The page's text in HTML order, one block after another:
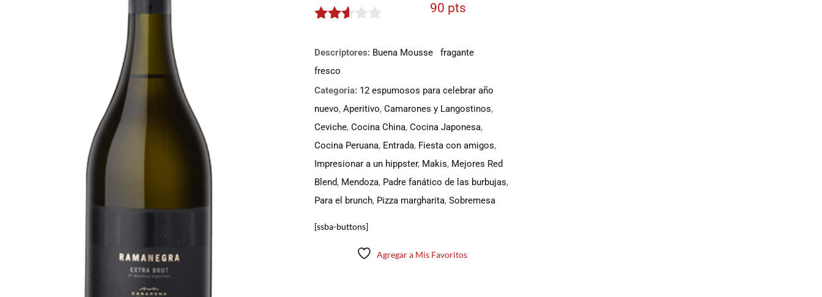
90 pts
Descriptores: Buena Mousse
fragante
fresco
Categoria: 12 espumosos para celebrar año
nuevo, Aperitivo, Camarones y Langostinos,
Ceviche, Cocina China, Cocina Japonesa,
Cocina Peruana, Entrada, Fiesta con amigos,
Impresionar a un hippster, Makis, Mejores Red
Blend, Mendoza, Padre fanático de las burbujas,
Para el brunch, Pizza margharita, Sobremesa
[ssba-buttons]
Agregar a Mis Favoritos